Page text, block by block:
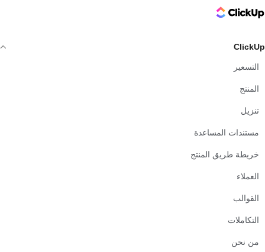
ClickUp Logo
ClickUp
التسعير
المنتج
تنزيل
مستندات المساعدة
خريطة طريق المنتج
العملاء
القوالب
التكاملات
من نحن